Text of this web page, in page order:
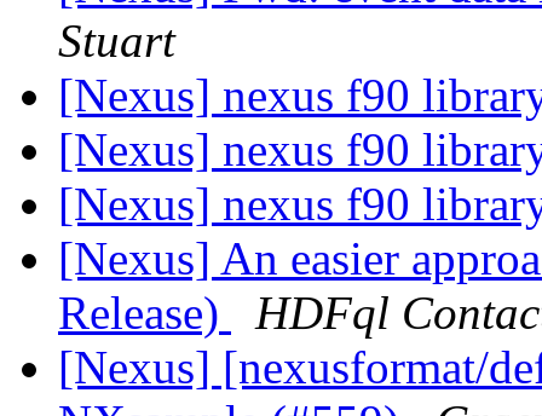
Stuart
[Nexus] nexus f90
[Nexus] nexus f90
[Nexus] nexus f90
[Nexus] An easier
Release)
HDFql
[Nexus] [nexusformat/